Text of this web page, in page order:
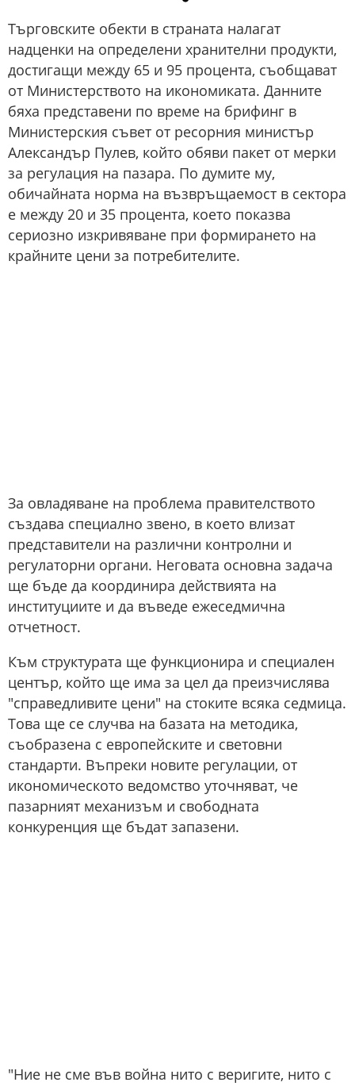
Търговските обекти в страната налагат
надценки на определени хранителни продукти,
достигащи между 65 и 95 процента, съобщават
от Министерството на икономиката. Данните
бяха представени по време на брифинг в
Министерския съвет от ресорния министър
Александър Пулев, който обяви пакет от мерки
за регулация на пазара. По думите му,
обичайната норма на възвръщаемост в сектора
е между 20 и 35 процента, което показва
сериозно изкривяване при формирането на
крайните цени за потребителите.
За овладяване на проблема правителството
създава специално звено, в което влизат
представители на различни контролни и
регулаторни органи. Неговата основна задача
ще бъде да координира действията на
институциите и да въведе ежеседмична
отчетност.
Към структурата ще функционира и специален
център, който ще има за цел да преизчислява
"справедливите цени" на стоките всяка седмица.
Това ще се случва на базата на методика,
съобразена с европейските и световни
стандарти. Въпреки новите регулации, от
икономическото ведомство уточняват, че
пазарният механизъм и свободната
конкуренция ще бъдат запазени.
"Ние не сме във война нито с веригите, нито с